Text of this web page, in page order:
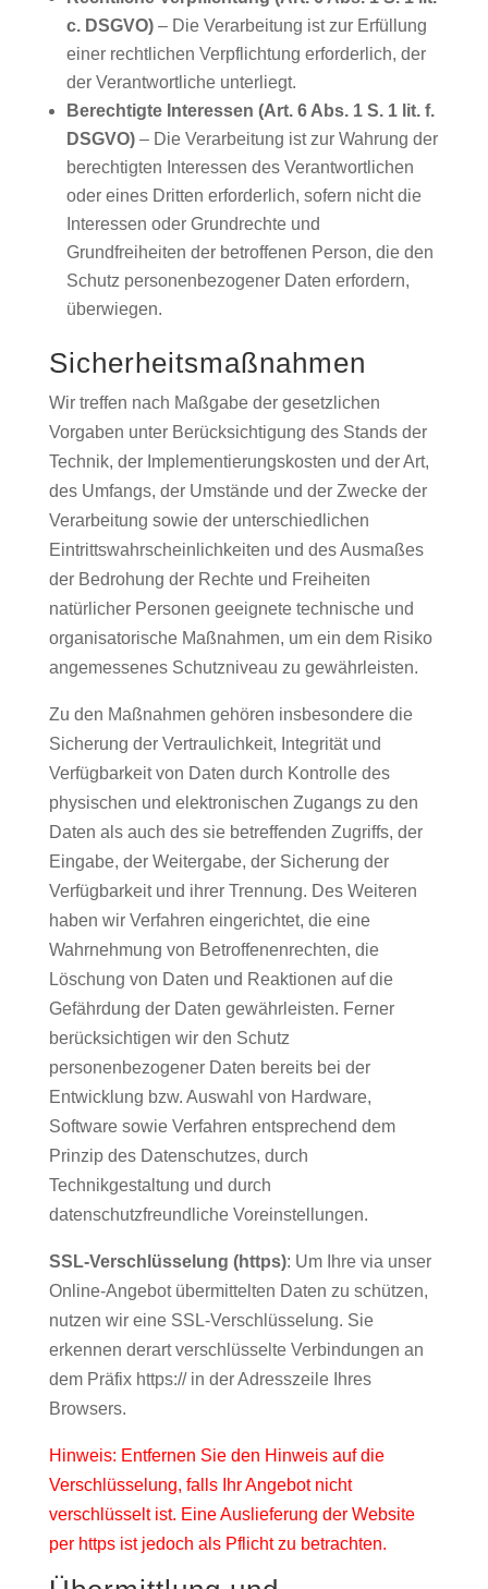
c. DSGVO)– Die Verarbeitung ist zur Erfüllung
einer rechtlichen Verpflichtung erforderlich, der
der Verantwortliche unterliegt.
Berechtigte Interessen (Art. 6 Abs. 1 S. 1 lit. f.
DSGVO)– Die Verarbeitung ist zur Wahrung der
berechtigten Interessen des Verantwortlichen
oder eines Dritten erforderlich, sofern nicht die
Interessen oder Grundrechte und
Grundfreiheiten der betroffenen Person, die den
Schutz personenbezogener Daten erfordern,
überwiegen.
Sicherheitsmaßnahmen
Wir treffen nach Maßgabe der gesetzlichen
Vorgaben unter Berücksichtigung des Stands der
Technik, der Implementierungskosten und der Art,
des Umfangs, der Umstände und der Zwecke der
Verarbeitung sowie der unterschiedlichen
Eintrittswahrscheinlichkeiten und des Ausmaßes
der Bedrohung der Rechte und Freiheiten
natürlicher Personen geeignete technische und
organisatorische Maßnahmen, um ein dem Risiko
angemessenes Schutzniveau zu gewährleisten.
Zu den Maßnahmen gehören insbesondere die
Sicherung der Vertraulichkeit, Integrität und
Verfügbarkeit von Daten durch Kontrolle des
physischen und elektronischen Zugangs zu den
Daten als auch des sie betreffenden Zugriffs, der
Eingabe, der Weitergabe, der Sicherung der
Verfügbarkeit und ihrer Trennung. Des Weiteren
haben wir Verfahren eingerichtet, die eine
Wahrnehmung von Betroffenenrechten, die
Löschung von Daten und Reaktionen auf die
Gefährdung der Daten gewährleisten. Ferner
berücksichtigen wir den Schutz
personenbezogener Daten bereits bei der
Entwicklung bzw. Auswahl von Hardware,
Software sowie Verfahren entsprechend dem
Prinzip des Datenschutzes, durch
Technikgestaltung und durch
datenschutzfreundliche Voreinstellungen.
SSL-Verschlüsselung (https): Um Ihre via unser
Online-Angebot übermittelten Daten zu schützen,
nutzen wir eine SSL-Verschlüsselung. Sie
erkennen derart verschlüsselte Verbindungen an
dem Präfix https:// in der Adresszeile Ihres
Browsers.
Hinweis: Entfernen Sie den Hinweis auf die
Verschlüsselung, falls Ihr Angebot nicht
verschlüsselt ist. Eine Auslieferung der Website
per https ist jedoch als Pflicht zu betrachten.